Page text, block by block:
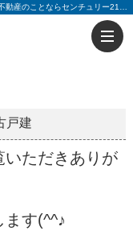
戸建
いただきありが
す(^^♪